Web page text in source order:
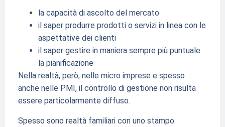
la capacità di ascolto del mercato
il saper produrre prodotti o servizi in linea con le
aspettative dei clienti
il saper gestire in maniera sempre più puntuale
la pianificazione
Nella realtà, però, nelle micro imprese e spesso
anche nelle PMI, il controllo di gestione non risulta
essere particolarmente diffuso.
Spesso sono realtà familiari con uno stampo